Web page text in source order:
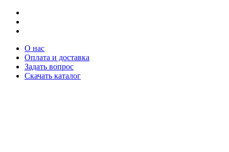
О нас
Оплата и доставка
Задать вопрос
Скачать каталог